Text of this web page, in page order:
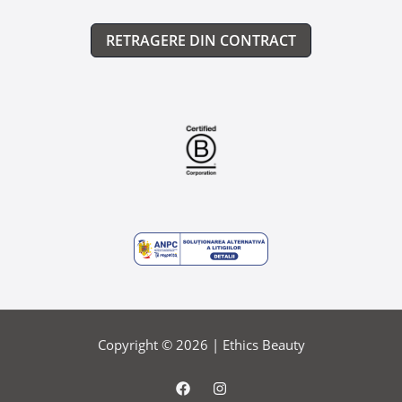
RETRAGERE DIN CONTRACT
Copyright © 2026 | Ethics Beauty